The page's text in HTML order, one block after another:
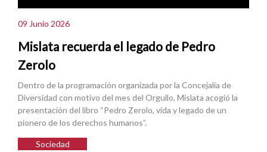
09 Junio 2026
Mislata recuerda el legado de Pedro
Zerolo
Dentro de la programación organizada por la Concejalía de
Diversidad con motivo del mes del Orgullo, Mislata acogió la
presentación del libro “Pedro Zerolo, vida y legado de un
pionero de los derechos humanos”.
Sociedad